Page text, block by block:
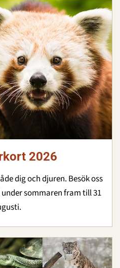
2026
dig och djuren. Besök oss
sommaren fram till 31